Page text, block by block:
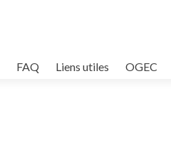
FAQ Liens utiles OGEC